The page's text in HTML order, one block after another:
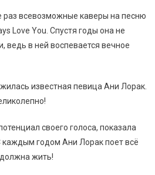
всевозможные каверы на песню
Love You. Спустя годы она не
ведь в ней воспевается вечное
известная певица Ани Лорак.
своего голоса, показала
каждым годом Ани Лорак поет всё
жить!